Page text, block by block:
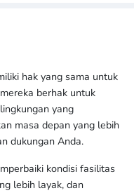
hak yang sama untuk
berhak untuk
yang
masa depan yang lebih
dukungan Anda.
kondisi fasilitas
lebih layak, dan